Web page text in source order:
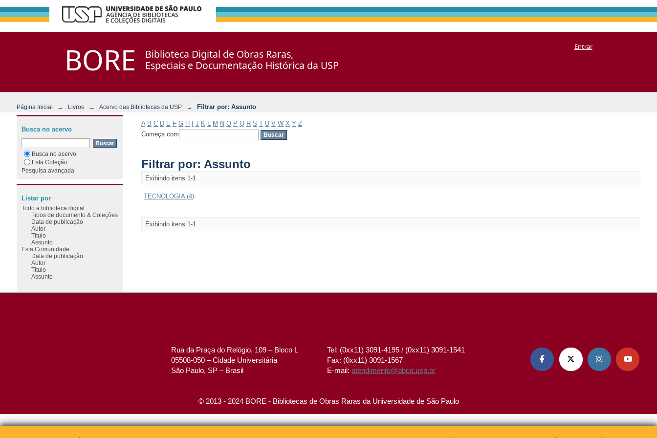
BORE
Biblioteca Digital de Obras Raras,
Especiais e Documentação Histórica da USP
Entrar
Página Inicial → Livros → Acervo das Bibliotecas da USP → Filtrar por: Assunto
A B C D E F G H J K M N O P Q R S T U V W X Y Z
Começa com
Filtrar por: Assunto
Exibindo itens 1-1
TECNOLOGIA (4)
Exibindo itens 1-1
Busca no acervo
Busca no acervo
Esta Coleção
Pesquisa avançada
Listar por
Todo a biblioteca digital
Tipos de documento & Coleções
Data de publicação
Autor
Título
Assunto
Esta Comunidade
Data de publicação
Autor
Título
Assunto
Rua da Praça do Relógio, 109 – Bloco L
05508-050 – Cidade Universitária
São Paulo, SP – Brasil
Tel: (0xx11) 3091-4195 / (0xx11) 3091-1541
Fax: (0xx11) 3091-1567
E-mail:atendimento@abcd.usp.br
   
© 2013 - 2024 BORE - Bibliotecas de Obras Raras da Universidade de São Paulo